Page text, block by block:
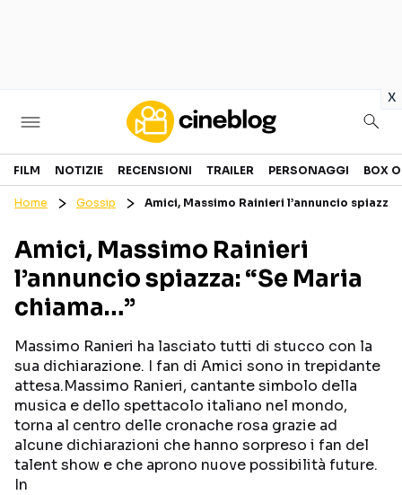
x
Cinema
GENERI
PERSONAGGI
CANALI STREAMING
Categorie
NOTIZIE
CURIOSITÀ
RECENSIONI
TRAILER
BOX OFFICE
FILM NOTIZIE RECENSIONI TRAILER PERSONAGGI BOX
Home Gossip Amici, Massimo Rainieri l’annuncio
Amici, Massimo Rainieri
l’annuncio spiazza: “Se Maria
chiama…”
Massimo Ranieri ha lasciato tutti di stucco con la
sua dichiarazione. I fan di Amici sono in trepidante
attesa.Massimo Ranieri, cantante simbolo della
musica e dello spettacolo italiano nel mondo,
torna al centro delle cronache rosa grazie ad
alcune dichiarazioni che hanno sorpreso i fan del
talent show e che aprono nuove possibilità future.
In